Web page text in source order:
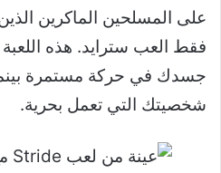
على المسلحين الماكرين
فقط العب سترايد. هذه اللعبة
جسدك في حركة مستمرة
شخصيتك التي تعمل بحرية.